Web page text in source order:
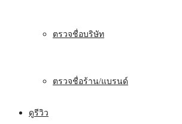
ตรวจชื่อบริษัท
ตรวจชื่อร้าน/แบรนด์
ดูรีวิว